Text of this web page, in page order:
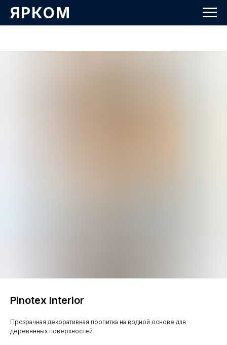
ЯРКОМ
Pinotex Interior
Прозрачная декоративная пропитка на водной основе для
деревянных поверхностей.